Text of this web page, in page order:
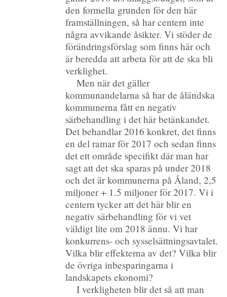
den formella grunden för den här
framställningen, så har centern inte
några avvikande åsikter. Vi stöder de
förändringsförslag som finns här och
är beredda att arbeta för att de ska bli
verklighet.
Men när det gäller
kommunandelarna så har de åländska
kommunerna fått en negativ
särbehandling i det här betänkandet.
Det behandlar 2016 konkret, det finns
en del ramar för 2017 och sedan finns
det ett område specifikt där man har
sagt att det ska sparas på under 2018
och det är kommunerna på Åland, 2,5
miljoner + 1.5 miljoner för 2017. Vi i
centern tycker att det här blir en
negativ särbehandling för vi vet
väldigt lite om 2018 ännu. Vi har
konkurrens- och sysselsättningsavtalet.
Vilka blir effekterna av det? Vilka blir
de övriga inbesparingarna i
landskapets ekonomi?
I verkligheten blir det så att man